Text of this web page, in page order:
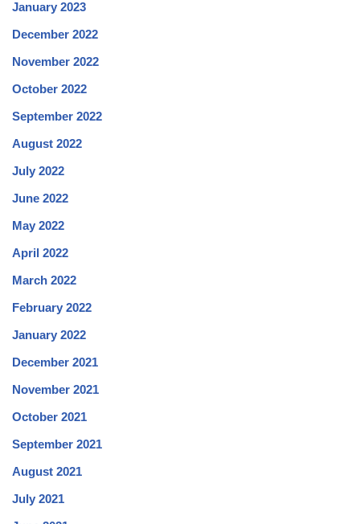
January 2023
December 2022
November 2022
October 2022
September 2022
August 2022
July 2022
June 2022
May 2022
April 2022
March 2022
February 2022
January 2022
December 2021
November 2021
October 2021
September 2021
August 2021
July 2021